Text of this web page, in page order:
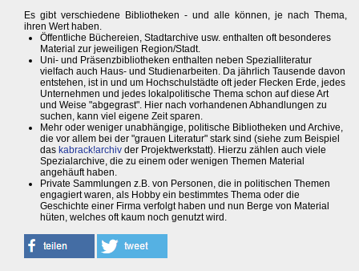
Es gibt verschiedene Bibliotheken - und alle können, je nach Thema,
ihren Wert haben.
Öffentliche Büchereien, Stadtarchive usw. enthalten oft besonderes
Material zur jeweiligen Region/Stadt.
Uni- und Präsenzbibliotheken enthalten neben Spezialliteratur
vielfach auch Haus- und Studienarbeiten. Da jährlich Tausende davon
entstehen, ist in und um Hochschulstädte oft jeder Flecken Erde, jedes
Unternehmen und jedes lokalpolitische Thema schon auf diese Art
und Weise "abgegrast". Hier nach vorhandenen Abhandlungen zu
suchen, kann viel eigene Zeit sparen.
Mehr oder weniger unabhängige, politische Bibliotheken und Archive,
die vor allem bei der "grauen Literatur" stark sind (siehe zum Beispiel
das kabrack!archiv der Projektwerkstatt). Hierzu zählen auch viele
Spezialarchive, die zu einem oder wenigen Themen Material
angehäuft haben.
Private Sammlungen z.B. von Personen, die in politischen Themen
engagiert waren, als Hobby ein bestimmtes Thema oder die
Geschichte einer Firma verfolgt haben und nun Berge von Material
hüten, welches oft kaum noch genutzt wird.